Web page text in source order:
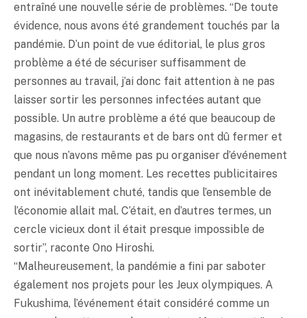
entraîné une nouvelle série de problèmes. “De toute
évidence, nous avons été grandement touchés par la
pandémie. D’un point de vue éditorial, le plus gros
problème a été de sécuriser suffisamment de
personnes au travail, j’ai donc fait attention à ne pas
laisser sortir les personnes infectées autant que
possible. Un autre problème a été que beaucoup de
magasins, de restaurants et de bars ont dû fermer et
que nous n’avons même pas pu organiser d’événement
pendant un long moment. Les recettes publicitaires
ont inévitablement chuté, tandis que l’ensemble de
l’économie allait mal. C’était, en d’autres termes, un
cercle vicieux dont il était presque impossible de
sortir”, raconte Ono Hiroshi.
“Malheureusement, la pandémie a fini par saboter
également nos projets pour les Jeux olympiques. A
Fukushima, l’événement était considéré comme un